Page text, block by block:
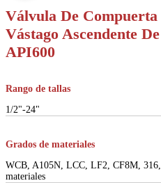
Válvula De
Vástago Ascendente
API600
Rango de tallas
1/2"-24"
Grados de materiales
WCB, A105N, LCC, LF2, CF8M,
materiales